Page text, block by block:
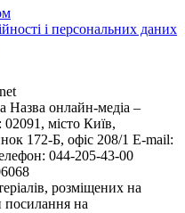
і персональних даних
Назва онлайн-медіа –
місто Київ,
172-Б, офіс 208/1 E-mail:
044-205-43-00
розміщених на
посилання на